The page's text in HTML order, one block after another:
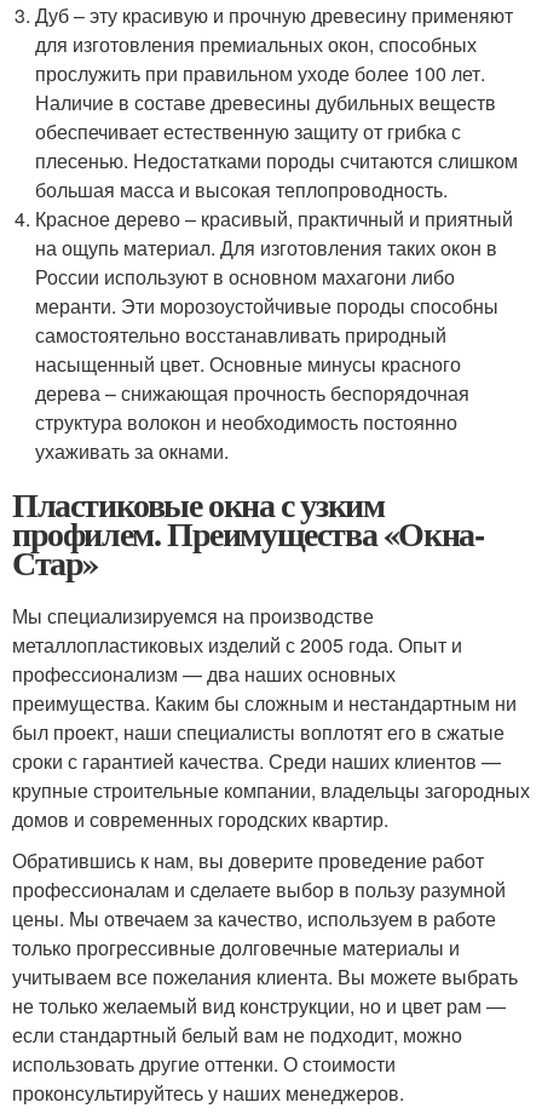
Дуб – эту красивую и прочную древесину применяют
для изготовления премиальных окон, способных
прослужить при правильном уходе более 100 лет.
Наличие в составе древесины дубильных веществ
обеспечивает естественную защиту от грибка с
плесенью. Недостатками породы считаются слишком
большая масса и высокая теплопроводность.
Красное дерево – красивый, практичный и приятный
на ощупь материал. Для изготовления таких окон в
России используют в основном махагони либо
меранти. Эти морозоустойчивые породы способны
самостоятельно восстанавливать природный
насыщенный цвет. Основные минусы красного
дерева – снижающая прочность беспорядочная
структура волокон и необходимость постоянно
ухаживать за окнами.
Пластиковые окна с узким
профилем. Преимущества «Окна-
Стар»
Мы специализируемся на производстве
металлопластиковых изделий с 2005 года. Опыт и
профессионализм — два наших основных
преимущества. Каким бы сложным и нестандартным ни
был проект, наши специалисты воплотят его в сжатые
сроки с гарантией качества. Среди наших клиентов —
крупные строительные компании, владельцы загородных
домов и современных городских квартир.
Обратившись к нам, вы доверите проведение работ
профессионалам и сделаете выбор в пользу разумной
цены. Мы отвечаем за качество, используем в работе
только прогрессивные долговечные материалы и
учитываем все пожелания клиента. Вы можете выбрать
не только желаемый вид конструкции, но и цвет рам —
если стандартный белый вам не подходит, можно
использовать другие оттенки. О стоимости
проконсультируйтесь у наших менеджеров.